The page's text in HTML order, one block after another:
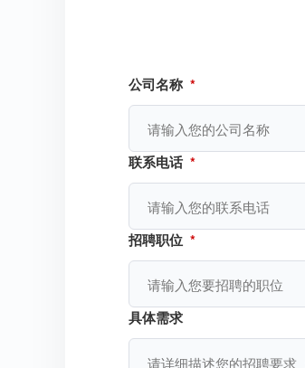
公司名称 *
联系电话 *
招聘职位 *
具体需求